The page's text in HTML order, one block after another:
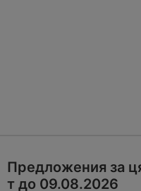
Предложения за
т до 09.08.2026